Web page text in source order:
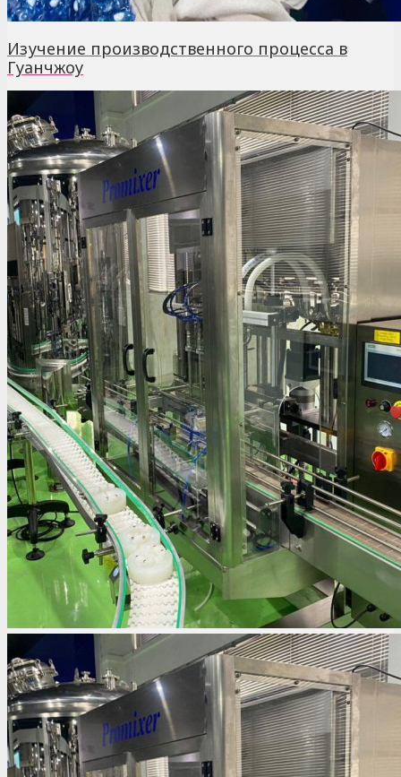
Изучение производственного процесса в
Гуанчжоу